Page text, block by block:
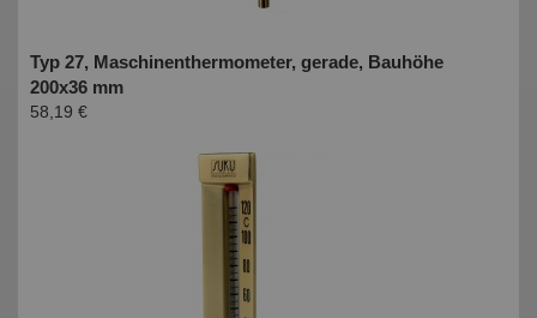
Typ 27, Maschinenthermometer, gerade, Bauhöhe
200x36 mm
58,19 €